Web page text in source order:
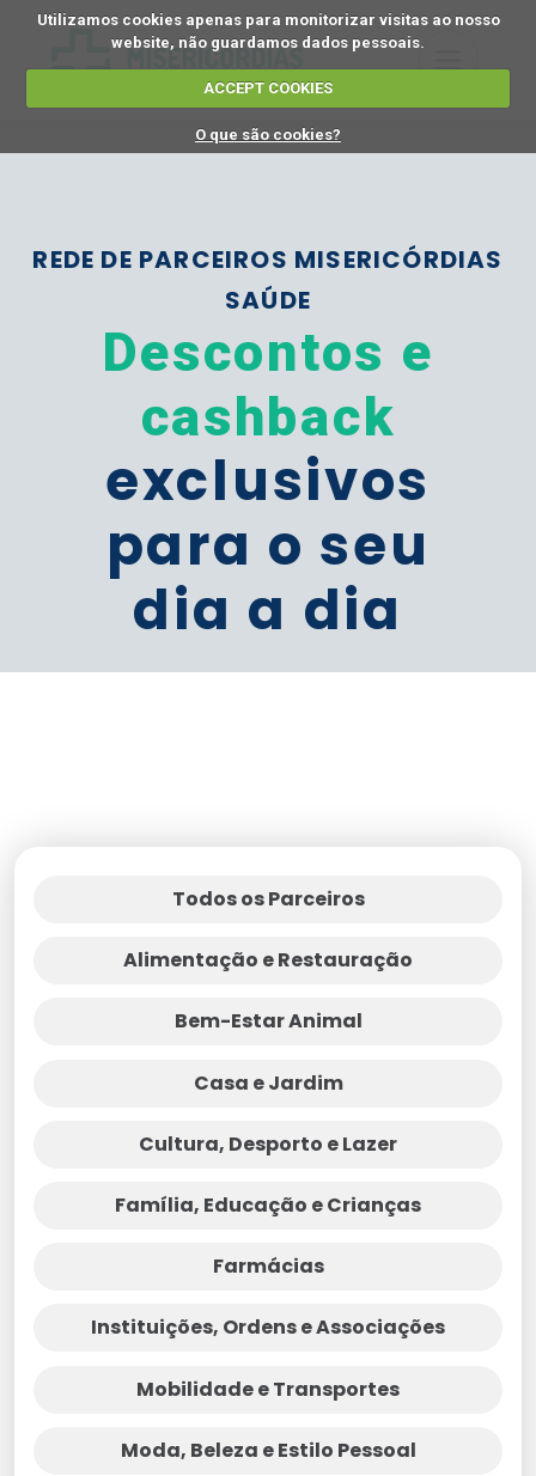
Utilizamos cookies apenas para monitorizar visitas ao nosso
website, não guardamos dados pessoais.
ACCEPT COOKIES
O que são cookies?
REDE DE PARCEIROS MISERICÓRDIAS
SAÚDE
Descontos e
cashback
exclusivos
para o seu
dia a dia
Todos os Parceiros
Alimentação e Restauração
Bem-Estar Animal
Casa e Jardim
Cultura, Desporto e Lazer
Família, Educação e Crianças
Farmácias
Instituições, Ordens e Associações
Mobilidade e Transportes
Moda, Beleza e Estilo Pessoal